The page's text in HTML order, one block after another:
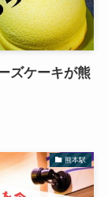
ズケーキが熊
熊本駅